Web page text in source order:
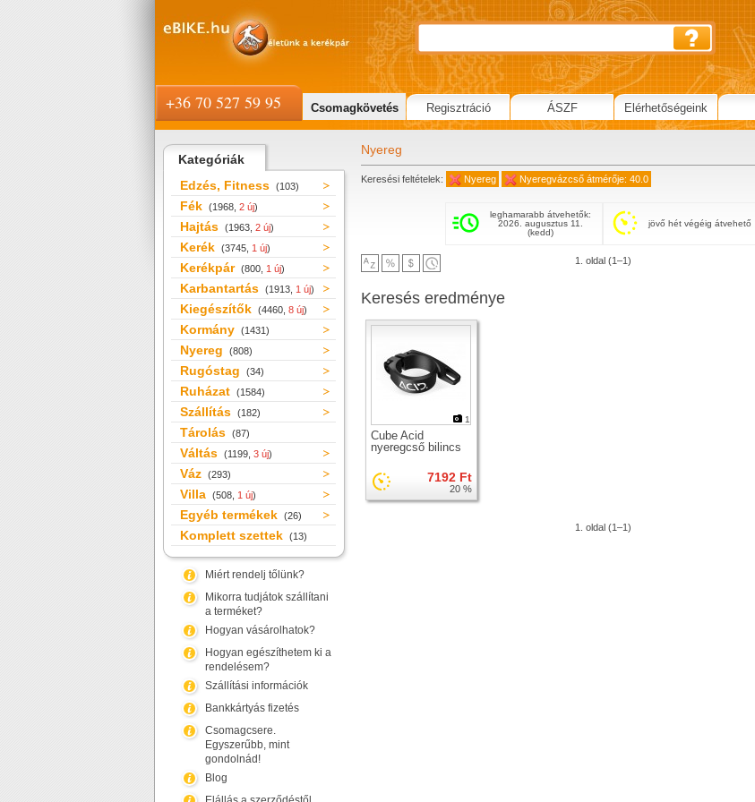
Kategóriák
Edzés, Fitness (103)
Fék (1968, 2 új)
Hajtás (1963, 2 új)
Kerék (3745, 1 új)
Kerékpár (800, 1 új)
Karbantartás (1913, 1 új)
Kiegészítők (4460, 8 új)
Kormány (1431)
Nyereg (808)
Rugóstag (34)
Ruházat (1584)
Szállítás (182)
Tárolás (87)
Váltás (1199, 3 új)
Váz (293)
Villa (508, 1 új)
Egyéb termékek (26)
Komplett szettek (13)
Miért rendelj tőlünk?
Mikorra tudjátok szállítani
a terméket?
Hogyan vásárolhatok?
Hogyan egészíthetem ki a
rendelésem?
Szállítási információk
Bankkártyás fizetés
Csomagcsere.
Egyszerűbb, mint
gondolnád!
Blog
Nyereg
Keresési feltételek: Nyereg Nyeregvázcső átmérője: 40.0
leghamarabb átvehetők:
2026. augusztus 11.
(kedd)
jövő hét végéig átvehető
1. oldal (1–1)
Keresés eredménye
1
Cube Acid
nyeregcső bilincs
7192 Ft
20 %
1. oldal (1–1)
+36 70 527 59 95 Csomagkövetés Regisztráció ÁSZF Elérhetőségeink